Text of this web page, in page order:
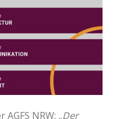
AGFS NRW: „Der